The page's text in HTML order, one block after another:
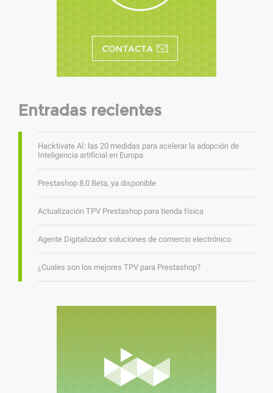
Entradas recientes
Hacktivate AI: las 20 medidas para acelerar la adopción de
Inteligencia artificial en Europa
Prestashop 8.0 Beta, ya disponible
Actualización TPV Prestashop para tienda física
Agente Digitalizador soluciones de comercio electrónico
¿Cuales son los mejores TPV para Prestashop?